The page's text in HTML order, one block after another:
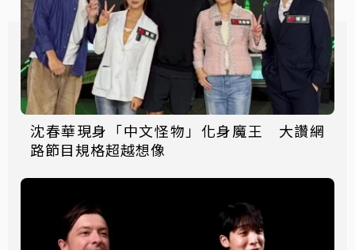
沈春華現身「中文怪物」化身魔王 大讚網
路節目規格超越想像